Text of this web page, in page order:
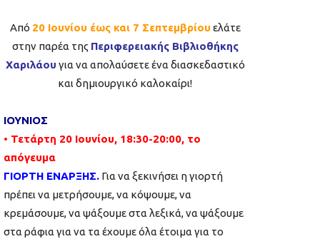
Από 20 Ιουνίου έως και 7 Σεπτεμβρίου ελάτε
στην παρέα της Περιφερειακής Βιβλιοθήκης
Χαριλάου για να απολαύσετε ένα διασκεδαστικό
και δημιουργικό καλοκαίρι!
ΙΟΥΝΙΟΣ
• Τετάρτη 20 Ιουνίου, 18:30-20:00, το
απόγευμα
ΓΙΟΡΤΗ ΕΝΑΡΞΗΣ. Για να ξεκινήσει η γιορτή
πρέπει να μετρήσουμε, να κόψουμε, να
κρεμάσουμε, να ψάξουμε στα λεξικά, να ψάξουμε
στα ράφια για να τα έχουμε όλα έτοιμα για το